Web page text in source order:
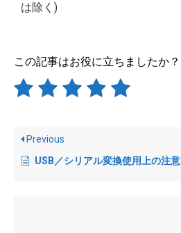
は除く)
この記事はお役に立ちましたか？
Previous
USB／シリアル変換使用上の注意